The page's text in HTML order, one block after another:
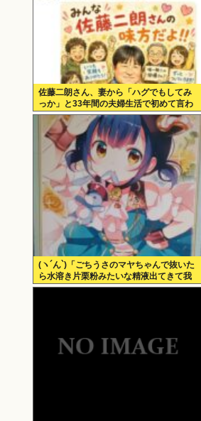
佐藤二朗さん、妻から「ハグでもしてみ
っか」と33年間の夫婦生活で初めて言わ
れる
(ヽ´ん`)「ごちうさのマヤちゃんで抜いた
ら水溶き片栗粉みたいな精液出てきて我
ながらビビった」